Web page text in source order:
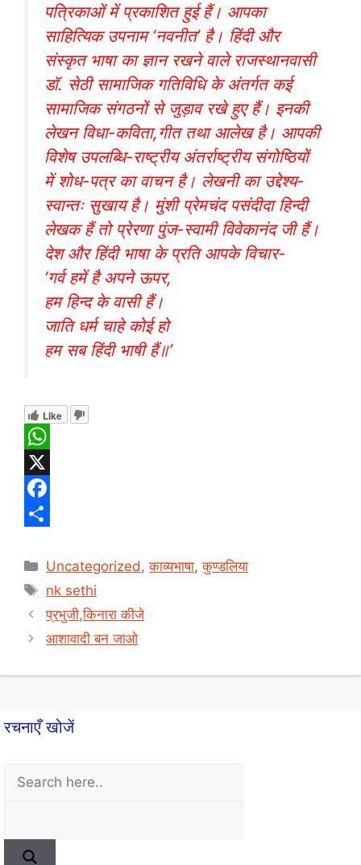
पत्रिकाओं में प्रकाशित हुई हैं। आपका
साहित्यिक उपनाम ‘नवनीत’ है। हिंदी और
संस्कृत भाषा का ज्ञान रखने वाले राजस्थानवासी
डॉ. सेठी सामाजिक गतिविधि के अंतर्गत कई
सामाजिक संगठनों से जुड़ाव रखे हुए हैं। इनकी
लेखन विधा-कविता,गीत तथा आलेख है। आपकी
विशेष उपलब्धि-राष्ट्रीय अंतर्राष्ट्रीय संगोष्ठियों
में शोध-पत्र का वाचन है। लेखनी का उद्देश्य-
स्वान्तः सुखाय है। मुंशी प्रेमचंद पसंदीदा हिन्दी
लेखक हैं तो प्रेरणा पुंज-स्वामी विवेकानंद जी हैं।
देश और हिंदी भाषा के प्रति आपके विचार-
‘गर्व हमें है अपने ऊपर,
हम हिन्द के वासी हैं।
जाति धर्म चाहे कोई हो
हम सब हिंदी भाषी हैं॥’
Like
W
h
a
s
A
p
p
X
F
c
e
b
o
h
a
e
Categories
Uncategorized,काव्यभाषा,कुण्डलिया
Tags
nk sethi
प्रभुजी,किनारा कीजे
आशावादी बन जाओ
रचनाएँ खोजें